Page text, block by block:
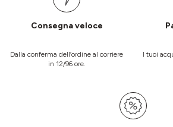
Consegna veloce
Dalla conferma dell’ordine al corriere
in 12/96 ore.
I tuoi